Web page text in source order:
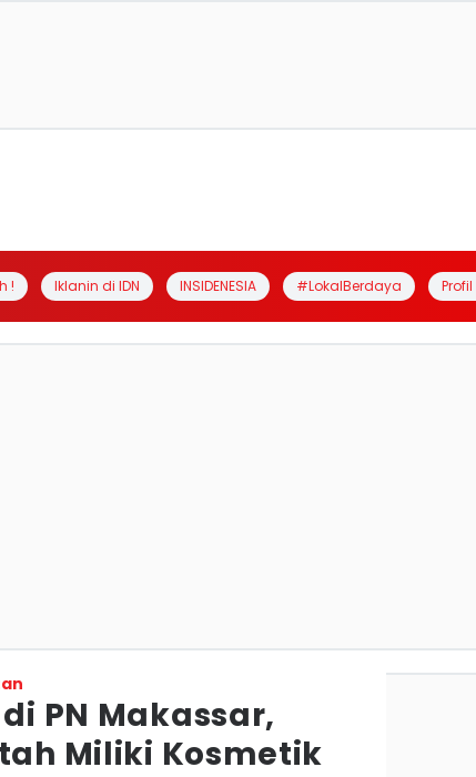
! Iklanin di IDN INSIDENESIA #LokalBerdaya
PN Makassar,
Miliki Kosmetik